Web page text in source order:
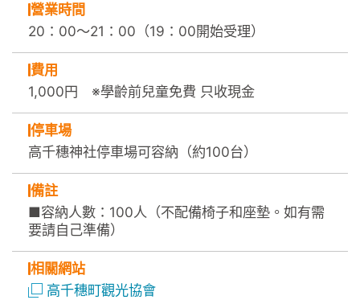
營業時間
20：00～21：00（19：00開始受理）
費用
1,000円 ※學齡前兒童免費 只收現金
停車場
高千穗神社停車場可容納（約100台）
備註
■容納人數：100人（不配備椅子和座墊。如有需
要請自己準備）
相關網站
高千穗町觀光協會